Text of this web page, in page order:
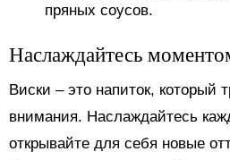
пряных соусов.
Наслаждайтесь
Виски – это напиток, который
внимания. Наслаждайтесь
открывайте для себя новые